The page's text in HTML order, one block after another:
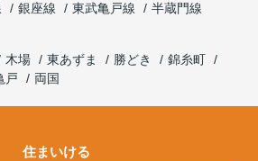
銀座線 東武亀戸線
半蔵門線
木場 東あずま 勝どき
錦糸町
戸 両国
住まいける